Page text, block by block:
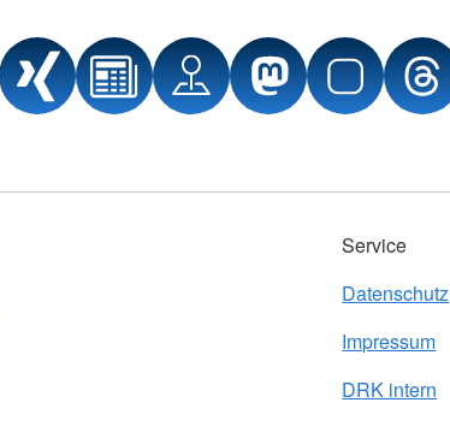
Service
Datenschutz
Impressum
DRK intern